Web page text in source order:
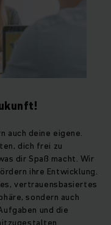
auch deine eigene.
dich frei zu
dir Spaß macht. Wir
ihre Entwicklung.
vertrauensbasiertes
sondern auch
und die